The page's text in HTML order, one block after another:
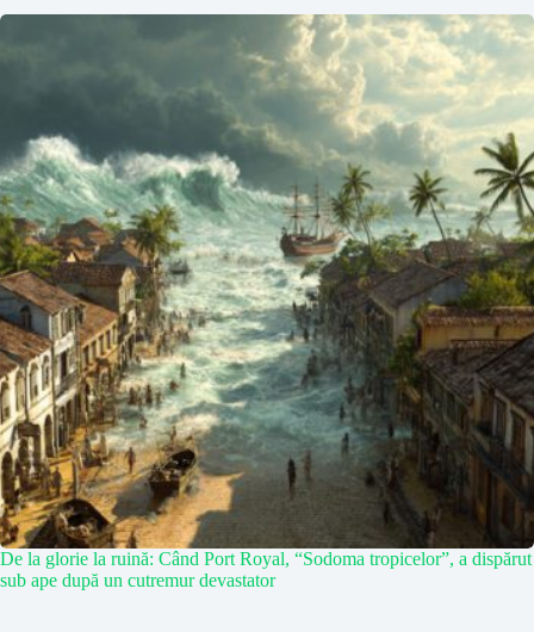
De la glorie la ruină: Când Port Royal, “Sodoma tropicelor”, a dispărut
sub ape după un cutremur devastator